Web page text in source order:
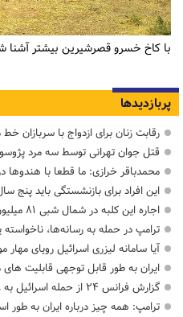
با کاخ خسرو قصرشیرین بیشتر آشنا
پربازدیدها
رقابت زنان برای ازدواج با سربازان
قتل جوان تهرانی توسط سه مرد
محمدباقر خرازی: ما قطعا با هندوها
این افراد برای بازنشستگی باید پنج
اجاره این کلبه در شمال شبی ۸۱ میلیون تومان است
ترامپ در حمله‌ به رسانه‌ها، ناخواسته
آیا سامانه لیزری اسرائیل رویای
ایران به طور قابل توجهی قابلیت
گزارش فرانس ۲۴ از حمله اسرائیل به عبادتگاه یهودیان در تهران
ترامپ: همه چیز درباره ایران به